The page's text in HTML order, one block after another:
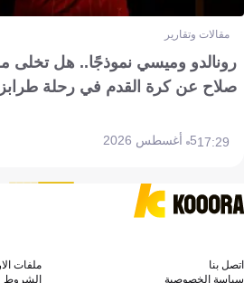
مقالات وتقارير
رونالدو وميسي نموذجًا.. هل تخلى
صلاح عن كرة القدم في رحلة
17:295 أغسطس 2026
اتصل بنا
ملفات
سياسة الخصوصية
الشروط